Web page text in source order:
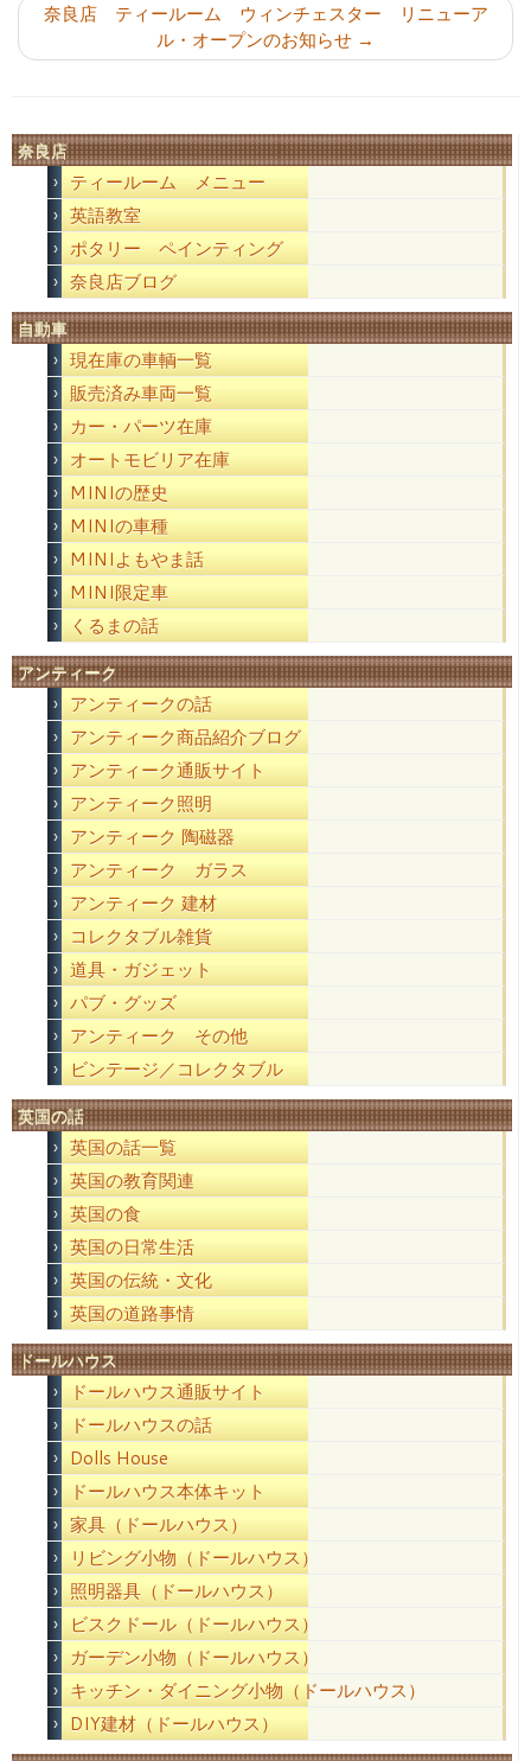
奈良店 ティールーム ウィンチェスター リニューア
ル・オープンのお知らせ →
奈良店
ティールーム メニュー
英語教室
ポタリー ペインティング
奈良店ブログ
自動車
現在庫の車輌一覧
販売済み車両一覧
カー・パーツ在庫
オートモビリア在庫
MINIの歴史
MINIの車種
MINIよもやま話
MINI限定車
くるまの話
アンティーク
アンティークの話
アンティーク商品紹介ブログ
アンティーク通販サイト
アンティーク照明
アンティーク 陶磁器
アンティーク ガラス
アンティーク 建材
コレクタブル雑貨
道具・ガジェット
パブ・グッズ
アンティーク その他
ビンテージ／コレクタブル
英国の話
英国の話一覧
英国の教育関連
英国の食
英国の日常生活
英国の伝統・文化
英国の道路事情
ドールハウス
ドールハウス通販サイト
ドールハウスの話
Dolls House
ドールハウス本体キット
家具（ドールハウス）
リビング小物（ドールハウス）
照明器具（ドールハウス）
ビスクドール（ドールハウス）
ガーデン小物（ドールハウス）
キッチン・ダイニング小物（ドールハウス）
DIY建材（ドールハウス）